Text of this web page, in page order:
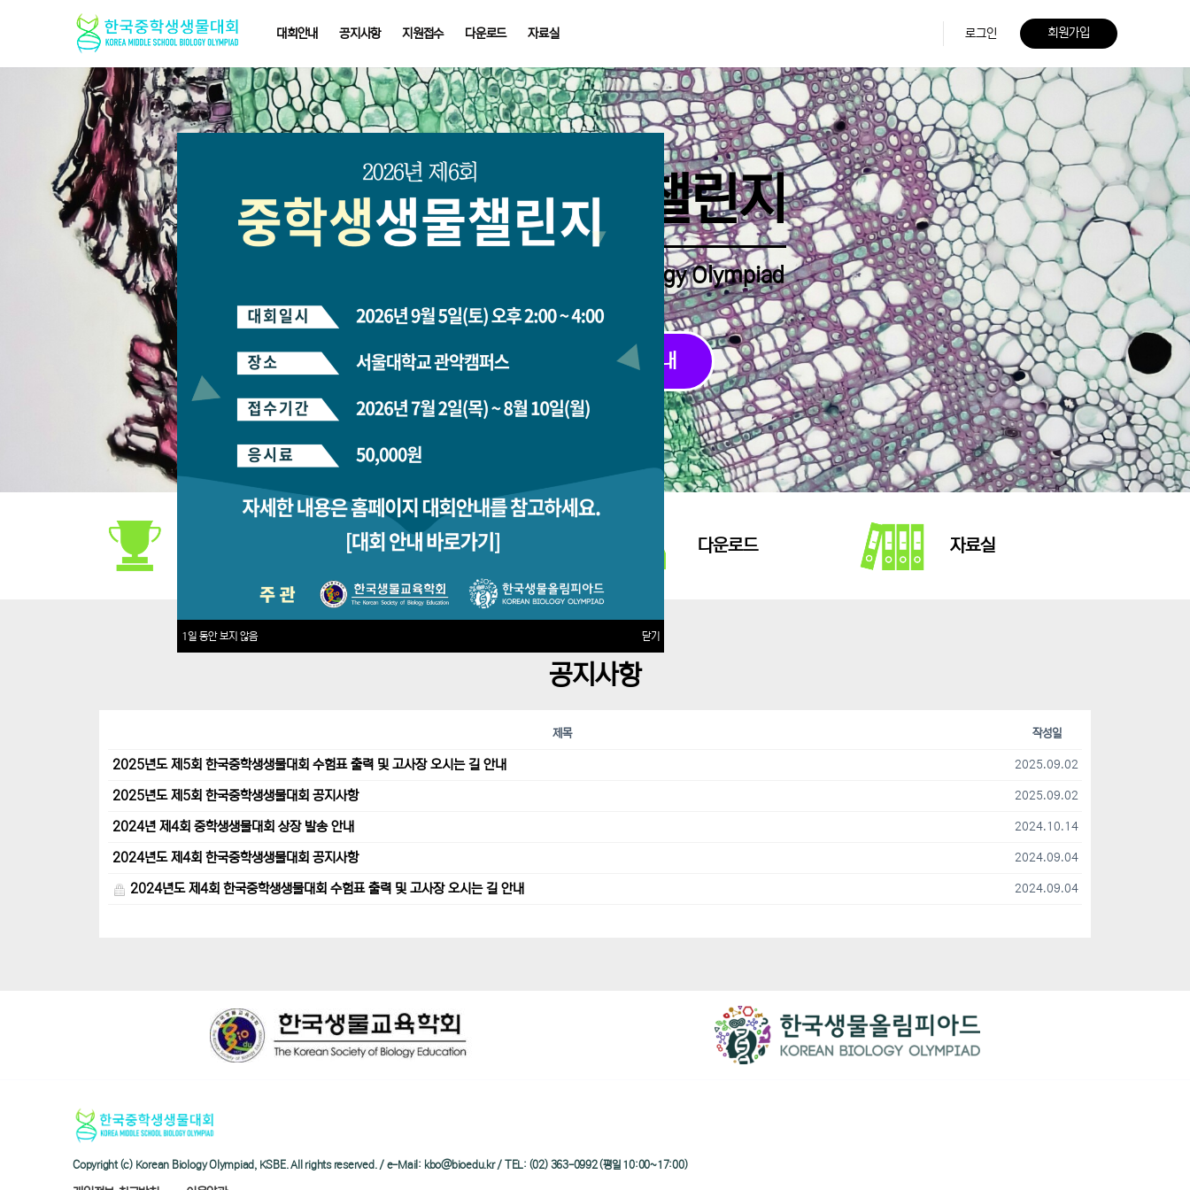
대회안내 공지사항 지원접수 다운로드 자료실 로그인 회원가입
중학생생물챌린지
Middle School Korea Biology Olympiad
2026 대회 접수 안내
지원접수 다운로드 자료실
공지사항
제목 작성일
2025년도 제5회 한국중학생생물대회 수험표 출력 및 고사장 오시는 길 안내 2025.09.02
2025년도 제5회 한국중학생생물대회 공지사항 2025.09.02
2024년 제4회 중학생생물대회 상장 발송 안내 2024.10.14
2024년도 제4회 한국중학생생물대회 공지사항 2024.09.04
2024년도 제4회 한국중학생생물대회 수험표 출력 및 고사장 오시는 길 안내 2024.09.04
Copyright (c) Korean Biology Olympiad, KSBE. All rights reserved. / e-Mail: kbo@bioedu.kr / TEL: (02) 363-0992 (평일 10:00~17:00)
1일 동안 보지 않음 닫기